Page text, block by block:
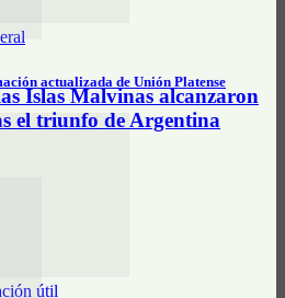
actualizada de Unión Platense
útil
Islas Malvinas alcanzaron
el triunfo de Argentina